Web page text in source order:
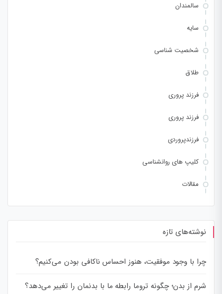
سالمندان
سایه
شخصیت شناسی
طلاق
فرزند پروری
فرزند پروری
فرزندپروردی
کلیپ های روانشناسی
مقالات
نوشته‌های تازه
چرا با وجود موفقیت، هنوز احساس ناکافی بودن می‌کنیم؟
شرم از بدن؛ چگونه تروما رابطه ما با بدنمان را تغییر می‌دهد؟